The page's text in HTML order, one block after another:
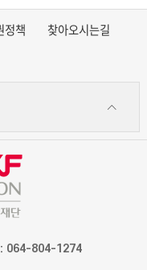
정책
찾아오시는길
: 064-804-1274